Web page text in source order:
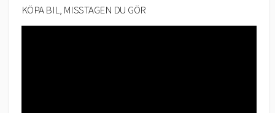
KÖPA BIL, MISSTAGEN DU GÖR